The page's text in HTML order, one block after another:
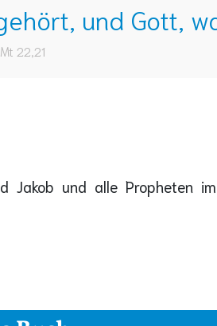
und Gott,
Mt 22,21
Jakob und alle Propheten